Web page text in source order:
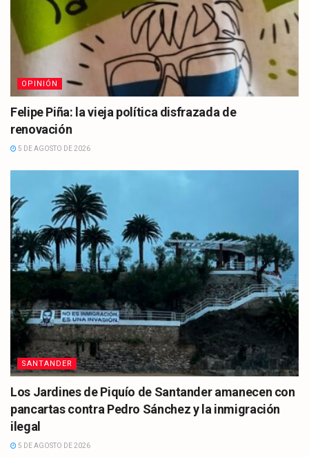
OPINIÓN
Felipe Piña: la vieja política disfrazada de
renovación
5 DE AGOSTO DE 2026
SANTANDER
Los Jardines de Piquío de Santander amanecen con
pancartas contra Pedro Sánchez y la inmigración
ilegal
5 DE AGOSTO DE 2026